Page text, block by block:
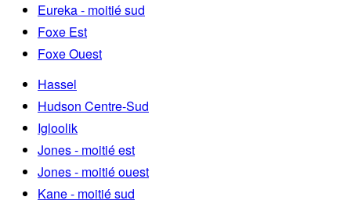
Eureka - moitié sud
Foxe Est
Foxe Ouest
Hassel
Hudson Centre-Sud
Igloolik
Jones - moitié est
Jones - moitié ouest
Kane - moitié sud